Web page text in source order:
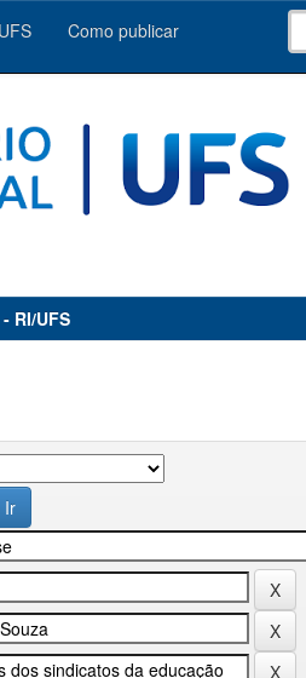
Como publicar
RI/UFS